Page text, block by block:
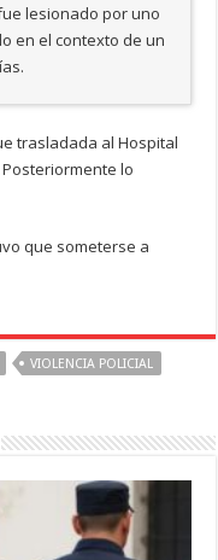
lesionado por uno
en el contexto de un
trasladada al Hospital
lo
que someterse a
VIOLENCIA POLICIAL